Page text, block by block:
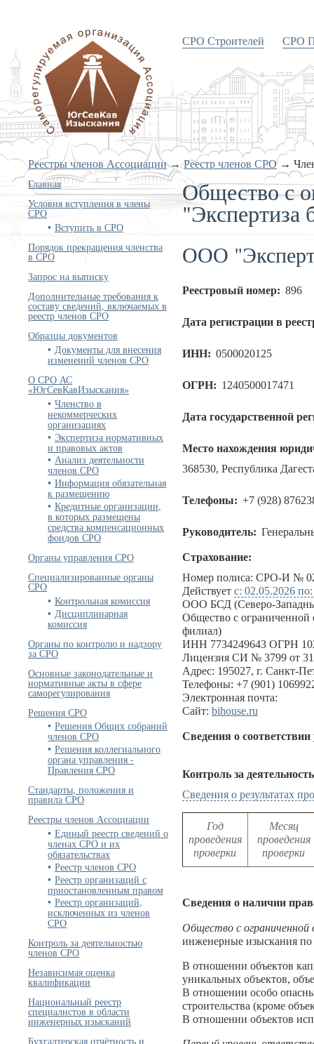
«Объединение изыскателей
Южного и Северо-Кавказского
округов»
СРО Строителей СРО
Реестры членов Ассоциации→Реестр членов СРО→
Главная
Условия вступления в члены
СРО
Вступить в СРО
Порядок прекращения членства
в СРО
Запрос на выписку
Дополнительные требования к
составу сведений, включаемых в
реестр членов СРО
Образцы документов
Документы для внесения
изменений членов СРО
О СРО АС
«ЮгСевКавИзыскания»
Членство в
некоммерческих
организациях
Экспертиза нормативных
и правовых актов
Анализ деятельности
членов СРО
Информация обязательная
к размещению
Кредитные организации,
в которых размещены
средства компенсационных
фондов СРО
Органы управления СРО
Специализированные органы
СРО
Контрольная комиссия
Дисциплинарная
комиссия
Органы по контролю и надзору
за СРО
Основные законодательные и
нормативные акты в сфере
саморегулирования
Решения СРО
Решения Общих собраний
членов СРО
Решения коллегиального
органа управления -
Правления СРО
Стандарты, положения и
правила СРО
Реестры членов Ассоциации
Единый реестр сведений о
членах СРО и их
обязательствах
Реестр членов СРО
Реестр организаций с
приостановленным правом
Реестр организаций,
исключенных из членов
СРО
Контроль за деятельностью
членов СРО
Независимая оценка
квалификации
Национальный реестр
специалистов в области
инженерных изысканий
Бухгалтерская отчётность и
Общество с
"Экспертиза
ООО
Реестровый номер: 896
Дата регистрации в
ИНН: 0500020125
ОГРН: 1240500017471
Дата государственной
Место нахождения
368530, Республика
Телефоны: +7 (928)
Руководитель:
Страхование:
Номер полиса: СРО-И №
Действует с: 02.05.2026
ООО БСД (Северо-
Общество с ограниченной
филиал)
ИНН 7734249643 ОГРН
Лицензия СИ № 3799 от
Адрес: 195027, г. Санкт-
Телефоны: +7 (901)
Электронная почта:
Сайт: bihouse.ru
Сведения о
Контроль за
Сведения о результатах
Год
проведения
проверки
Месяц
проведения
проверки
Сведения о наличии
Общество с
инженерные изыскания
В отношении объектов
уникальных объектов,
В отношении особо
строительства (кроме
В отношении объектов